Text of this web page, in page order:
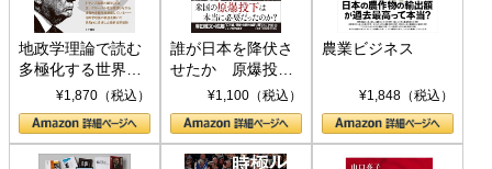
地政学理論で読む
多極化する世界：
トランプとBRICS
の挑戦
¥1,870（税込）
誰が日本を降伏さ
せたか 原爆投
下、ソ連参戦、そ
して聖断 (PHP新
書)
¥1,100（税込）
農業ビジネス
¥1,848（税込）